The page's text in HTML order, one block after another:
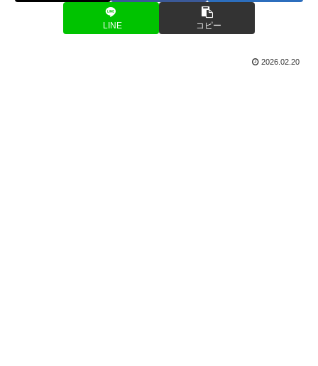
LINE コピー
2026.02.20